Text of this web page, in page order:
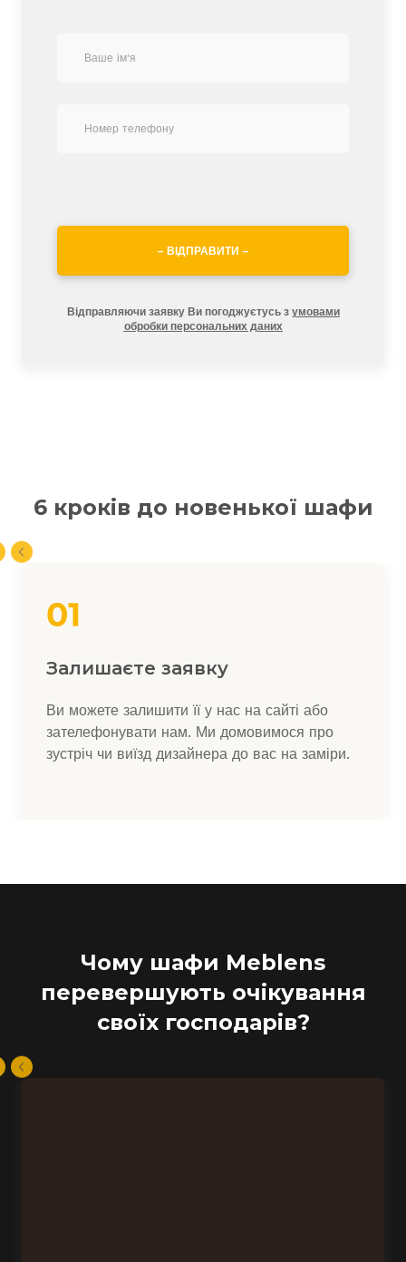
– ВІДПРАВИТИ –
Відправляючи заявку Ви погоджуєтусь з умовами
обробки персональних даних
6 кроків до новенької шафи
Залишаєте заявку
Ви можете залишити її у нас на сайті або
зателефонувати нам. Ми домовимося про
зустріч чи виїзд дизайнера до вас на заміри.
Чому шафи Meblens
перевершують очікування
своїх господарів?